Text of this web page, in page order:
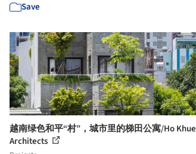
Save
越南绿色和平“村”，城市里的梯田公寓/Ho Khue
Architects